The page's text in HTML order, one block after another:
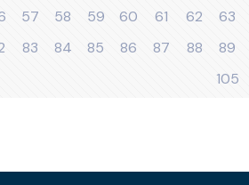
57 58 59 60 61 62 63
83 84 85 86 87 88 89
105